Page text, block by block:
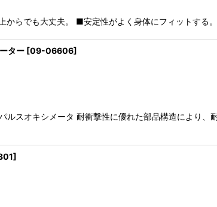
からでも大丈夫。 ■安定性がよく身体にフィットす
ター [09-06606]
ルスオキシメータ 耐衝撃性に優れた部品構造により
]